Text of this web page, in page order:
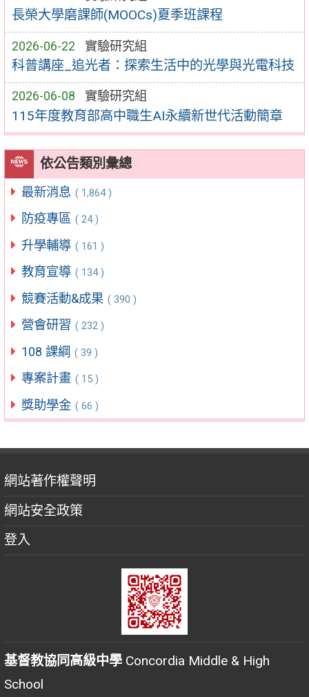
長榮大學磨課師(MOOCs)夏季班課程
2026-06-22 實驗研究組
科普講座_追光者：探索生活中的光學與光電科技
2026-06-08 實驗研究組
115年度教育部高中職生AI永續新世代活動簡章
依公告類別彙總
最新消息 ( 1,864 )
防疫專區 ( 24 )
升學輔導 ( 161 )
教育宣導 ( 134 )
競賽活動&成果 ( 390 )
營會研習 ( 232 )
108 課綱 ( 39 )
專案計畫 ( 15 )
獎助學金 ( 66 )
網站著作權聲明
網站安全政策
登入
基督教協同高級中學 Concordia Middle & High
School